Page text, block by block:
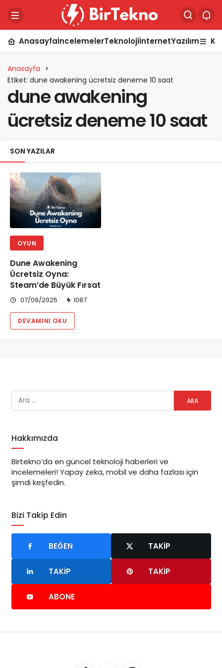
AnasayfaİncelemelerTeknolojiİnternetYazılım
Anasayfa
Etiket: dune awakening ücretsiz deneme 10 saat
dune awakening
ücretsiz deneme 10 saat
SON YAZILAR
OYUN
Dune Awakening
Ücretsiz Oyna:
Steam’de Büyük Fırsat
07/09/2025 1087
DEVAMINI OKU
Hakkımızda
Birtekno’da en güncel teknoloji haberleri ve
incelemeleri! Yapay zeka, mobil ve daha fazlası için
şimdi keşfedin.
Bizi Takip Edin
BEĞEN TAKIP
TAKIP TAKIP
ABONE